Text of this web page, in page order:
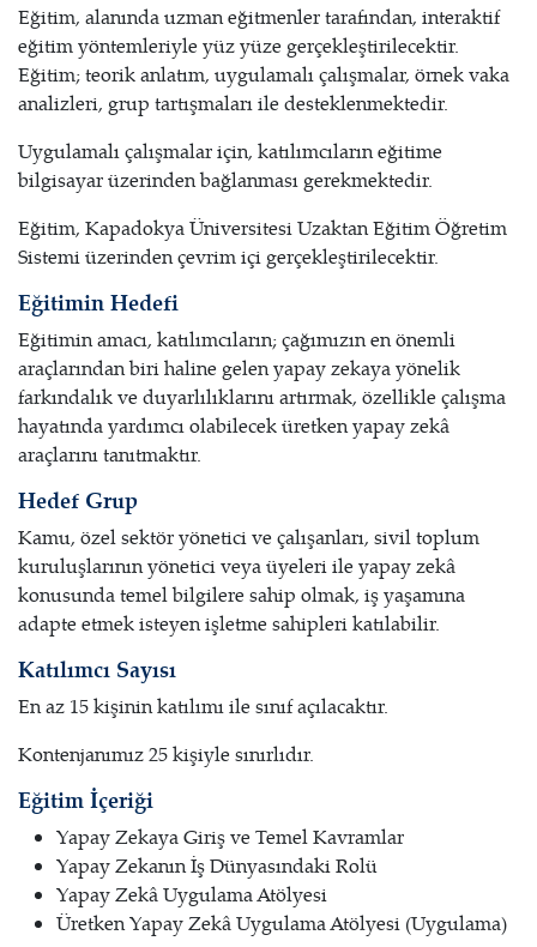
Eğitim, alanında uzman eğitmenler tarafından, interaktif
eğitim yöntemleriyle yüz yüze gerçekleştirilecektir.
Eğitim; teorik anlatım, uygulamalı çalışmalar, örnek vaka
analizleri, grup tartışmaları ile desteklenmektedir.
Uygulamalı çalışmalar için, katılımcıların eğitime
bilgisayar üzerinden bağlanması gerekmektedir.
Eğitim, Kapadokya Üniversitesi Uzaktan Eğitim Öğretim
Sistemi üzerinden çevrim içi gerçekleştirilecektir.
Eğitimin Hedefi
Eğitimin amacı, katılımcıların; çağımızın en önemli
araçlarından biri haline gelen yapay zekaya yönelik
farkındalık ve duyarlılıklarını artırmak, özellikle çalışma
hayatında yardımcı olabilecek üretken yapay zekâ
araçlarını tanıtmaktır.
Hedef Grup
Kamu, özel sektör yönetici ve çalışanları, sivil toplum
kuruluşlarının yönetici veya üyeleri ile yapay zekâ
konusunda temel bilgilere sahip olmak, iş yaşamına
adapte etmek isteyen işletme sahipleri katılabilir.
Katılımcı Sayısı
En az 15 kişinin katılımı ile sınıf açılacaktır.
Kontenjanımız 25 kişiyle sınırlıdır.
Eğitim İçeriği
Yapay Zekaya Giriş ve Temel Kavramlar
Yapay Zekanın İş Dünyasındaki Rolü
Yapay Zekâ Uygulama Atölyesi
Üretken Yapay Zekâ Uygulama Atölyesi (Uygulama)